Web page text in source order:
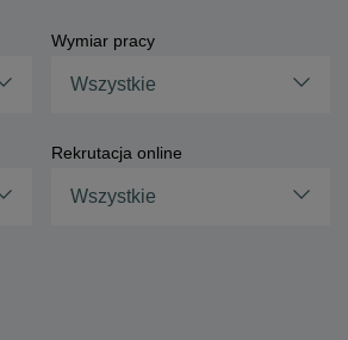
Wymiar pracy
Wszystkie
Rekrutacja online
Wszystkie